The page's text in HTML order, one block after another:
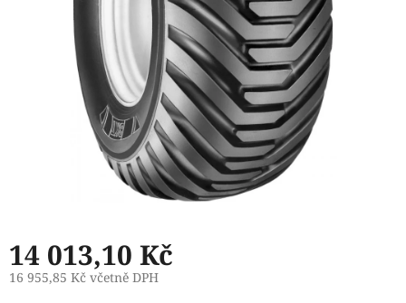
14 013,10 Kč
16 955,85 Kč včetně DPH